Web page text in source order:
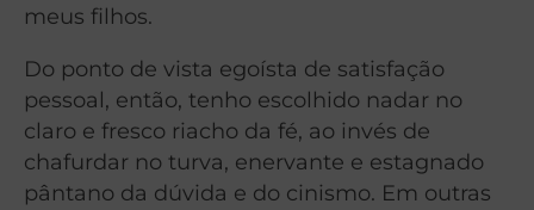
meus filhos.
Do ponto de vista egoísta de satisfação
pessoal, então, tenho escolhido nadar no
claro e fresco riacho da fé, ao invés de
chafurdar no turva, enervante e estagnado
pântano da dúvida e do cinismo. Em outras